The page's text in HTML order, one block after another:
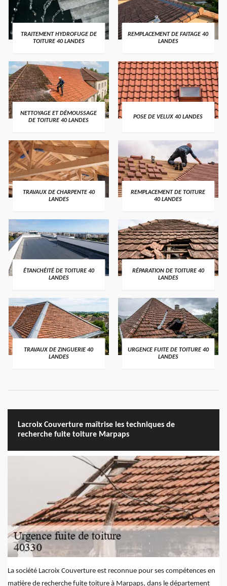
TRAITEMENT HYDROFUGE DE
TOITURE 40 LANDES
REMPLACEMENT DE FAITAGE 40
LANDES
NETTOYAGE ET DÉMOUSSAGE
DE TOITURE 40 LANDES
POSE DE VELUX 40 LANDES
TRAVAUX DE CHARPENTE 40
LANDES
REMPLACEMENT DE TOITURE
40 LANDES
ÉTANCHÉITÉ DE TOITURE 40
LANDES
RÉPARATION DE TOITURE 40
LANDES
TRAVAUX DE ZINGUERIE 40
LANDES
URGENCE FUITE DE TOITURE 40
LANDES
Lacroix Couverture maîtrise les techniques de
recherche fuite toiture Marpaps
La société Lacroix Couverture est reconnue pour ses compétences en
matière de recherche fuite toiture à Marpaps, dans le département